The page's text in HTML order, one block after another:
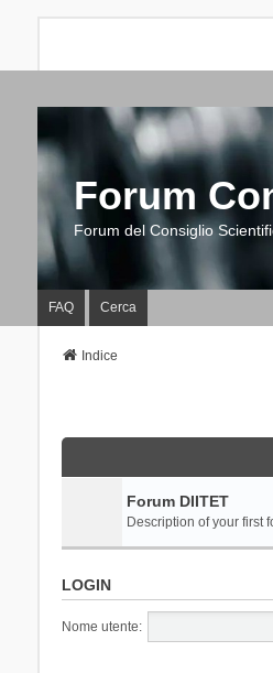
Forum
Forum del Consiglio
FAQ Cerca
Indice
Forum DIITET
Description of your first
LOGIN
Nome utente: